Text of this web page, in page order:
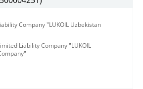
Company "LUKOIL Uzbekistan
Liability Company "LUKOIL